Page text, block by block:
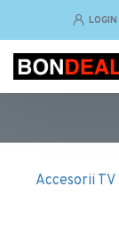
LOGIN
Accesorii TV